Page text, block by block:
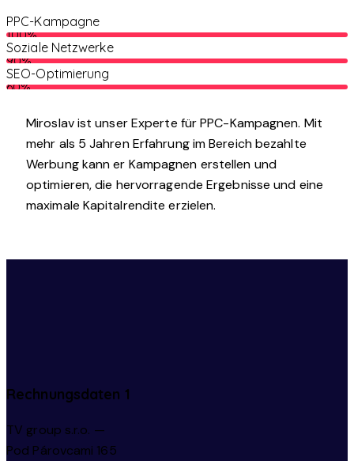
PPC-Kampagne
100%
Soziale Netzwerke
90%
SEO-Optimierung
60%
Miroslav ist unser Experte für PPC-Kampagnen. Mit
mehr als 5 Jahren Erfahrung im Bereich bezahlte
Werbung kann er Kampagnen erstellen und
optimieren, die hervorragende Ergebnisse und eine
maximale Kapitalrendite erzielen.
Rechnungsdaten 1
TV group s.r.o. —
Pod Párovcami 165